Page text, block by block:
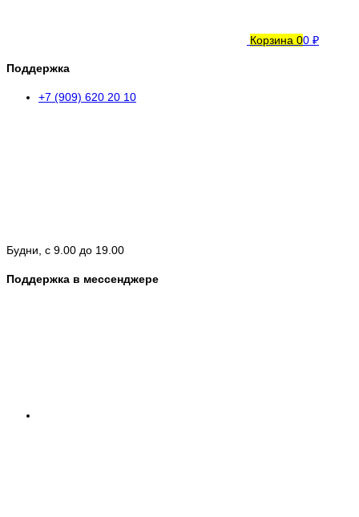
Корзина 00 ₽
Поддержка
+7 (909) 620 20 10
Будни, с 9.00 до 19.00
Поддержка в мессенджере